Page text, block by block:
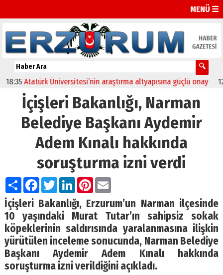
MENÜ ☰
Üniversitesi’nin araştırma altyapısına güçlü onay 12:04
İçişleri Bakanlığı, Narman
Belediye Başkanı Aydemir
Adem Kınalı hakkında
soruşturma izni verdi
PaylaşFacebook
TwitterLinkedIn
Pinterest
Email
İçişleri Bakanlığı, Erzurum’un Narman ilçesinde
10 yaşındaki Murat Tutar’ın sahipsiz sokak
köpeklerinin saldırısında yaralanmasına ilişkin
yürütülen inceleme sonucunda, Narman Belediye
Başkanı Aydemir Adem Kınalı hakkında
soruşturma izni verildiğini açıkladı.